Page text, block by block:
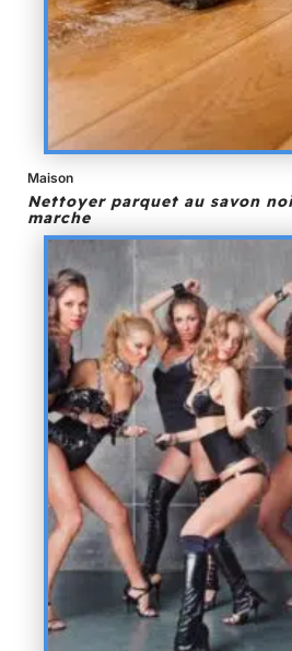
Maison
Nettoyer parquet au savon
marche